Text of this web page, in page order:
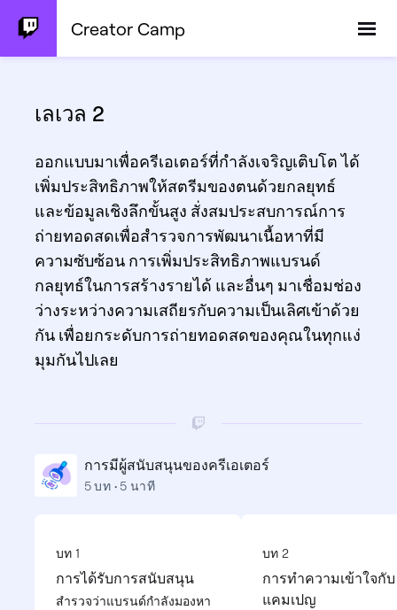
Creator Camp
เลเวล 2
ออกแบบมาเพื่อครีเอเตอร์ที่กำลังเจริญเติบโต ได้
เพิ่มประสิทธิภาพให้สตรีมของตนด้วยกลยุทธ์
และข้อมูลเชิงลึกขั้นสูง สั่งสมประสบการณ์การ
ถ่ายทอดสดเพื่อสำรวจการพัฒนาเนื้อหาที่มี
ความซับซ้อน การเพิ่มประสิทธิภาพแบรนด์
กลยุทธ์ในการสร้างรายได้ และอื่นๆ มาเชื่อมช่อง
ว่างระหว่างความเสถียรกับความเป็นเลิศเข้าด้วย
กัน เพื่อยกระดับการถ่ายทอดสดของคุณในทุกแง่
มุมกันไปเลย
การมีผู้สนับสนุนของครีเอเตอร์
5 บท • 5 นาที
การได้รับการสนับสนุน
บท 1
สำรวจว่าแบรนด์กำลังมองหา
การทำความเข้าใจกับ
แคมเปญ
บท 2